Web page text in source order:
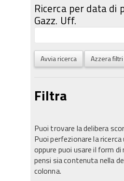
Ricerca per data di
Gazz. Uff.
Avvia ricerca Azzera filtri
Filtra
Puoi trovare la delibera
Puoi perfezionare la
oppure puoi usare il form di
pensi sia contenuta nella
colonna.